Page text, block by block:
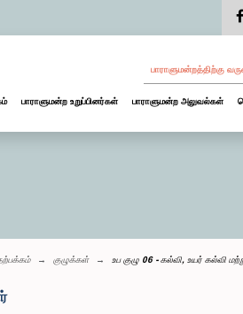
பாராளுமன்றத்திற்கு
பாராளுமன்ற உறுப்பினர்கள் பாராளுமன்ற அலுவல்கள்
குழுக்கள் உப குழு 06 - கல்வி, உயர் கல்வி